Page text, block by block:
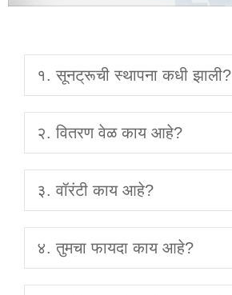
१. सूनट्रूची स्थापना कधी झाली?
२. वितरण वेळ काय आहे?
३. वॉरंटी काय आहे?
४. तुमचा फायदा काय आहे?